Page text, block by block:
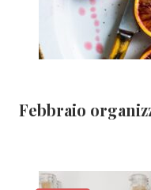
Febbraio